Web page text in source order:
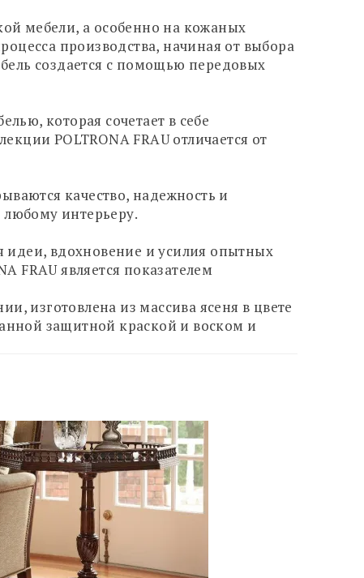
мебели, а особенно на кожаных
производства, начиная от выбора
создается с помощью передовых
которая сочетает в себе
POLTRONA FRAU отличается от
качество, надежность и
любому интерьеру.
идеи, вдохновение и усилия опытных
FRAU является показателем
изготовлена из массива ясеня в цвете
защитной краской и воском и